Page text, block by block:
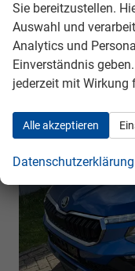
Skoda Kamiq
€ monatlich* 36
Sie bereitzustellen.
Auswahl und
Analytics und
Einverständnis
jederzeit mit
Alle akzeptieren
Datenschutzerklärung